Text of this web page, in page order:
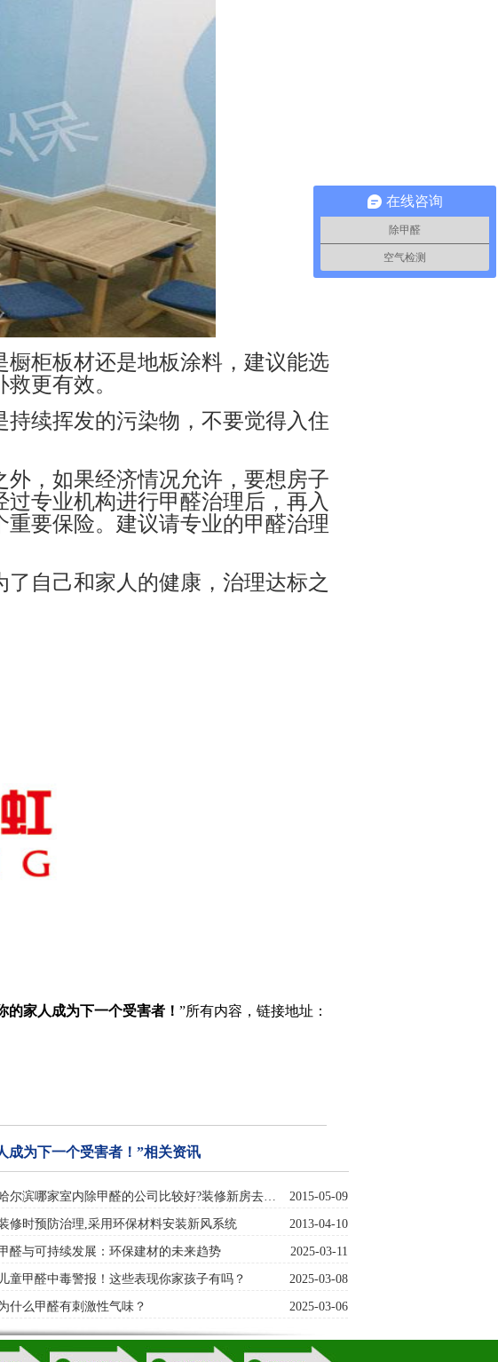
柜板材还是地板涂料，建议能选
更有效。
续挥发的污染物，不要觉得入住
，如果经济情况允许，要想房子
专业机构进行甲醛治理后，再入
要保险。建议请专业的甲醛治理
自己和家人的健康，治理达标之
家人成为下一个受害者！ ”所有内容，链接地址：
成为下一个受害者！”相关资讯
尔滨哪家室内除甲醛的公司比较好?装修新房去… 2015-05-09
修时预防治理,采用环保材料安装新风系统 2013-04-10
醛与可持续发展：环保建材的未来趋势 2025-03-11
儿童甲醛中毒警报！这些表现你家孩子有吗？ 2025-03-08
什么甲醛有刺激性气味？ 2025-03-06
在线咨询
除甲醛
空气检测